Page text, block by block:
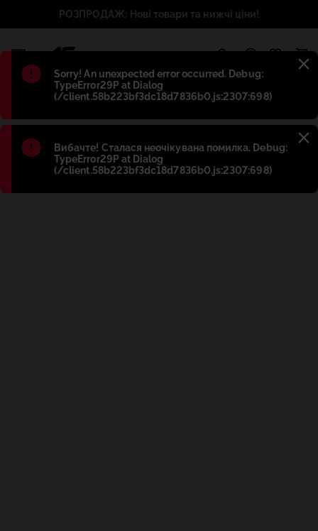
Błąd:
Sorry! An unexpected error occurred. Debug:
TypeError29P at Dialog
(/client.58b223bf3dc18d7836b0.js:2307:698)
Błąd:
Вибачте! Сталася неочікувана помилка. Debug:
TypeError29P at Dialog
(/client.58b223bf3dc18d7836b0.js:2307:698)
РОЗПРОДАЖ: Нові товари та нижчі ціни!